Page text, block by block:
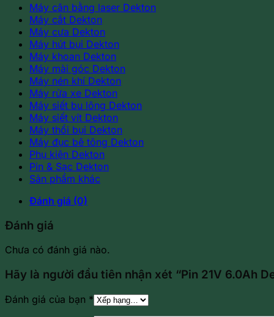
Máy cân bằng laser Dekton
Máy cắt Dekton
Máy cưa Dekton
Máy hút bụi Dekton
Máy khoan Dekton
Máy mài góc Dekton
Máy nén khí Dekton
Máy rửa xe Dekton
Máy siết bu lông Dekton
Máy siết vít Dekton
Máy thổi bụi Dekton
Máy đục bê tông Dekton
Phụ kiện Dekton
Pin & Sạc Dekton
Sản phẩm khác
Đánh giá (0)
Đánh giá
Chưa có đánh giá nào.
Hãy là người đầu tiên nhận xét “Pin 21V 6.0Ah
Đánh giá của bạn *